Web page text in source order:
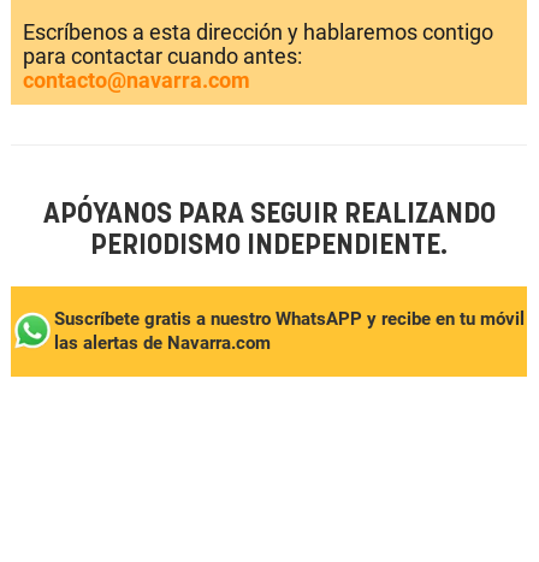
Escríbenos a esta dirección y hablaremos contigo
para contactar cuando antes:
contacto@navarra.com
APÓYANOS PARA SEGUIR REALIZANDO
PERIODISMO INDEPENDIENTE.
Suscríbete gratis a nuestro WhatsAPP y recibe en tu móvil
las alertas de Navarra.com